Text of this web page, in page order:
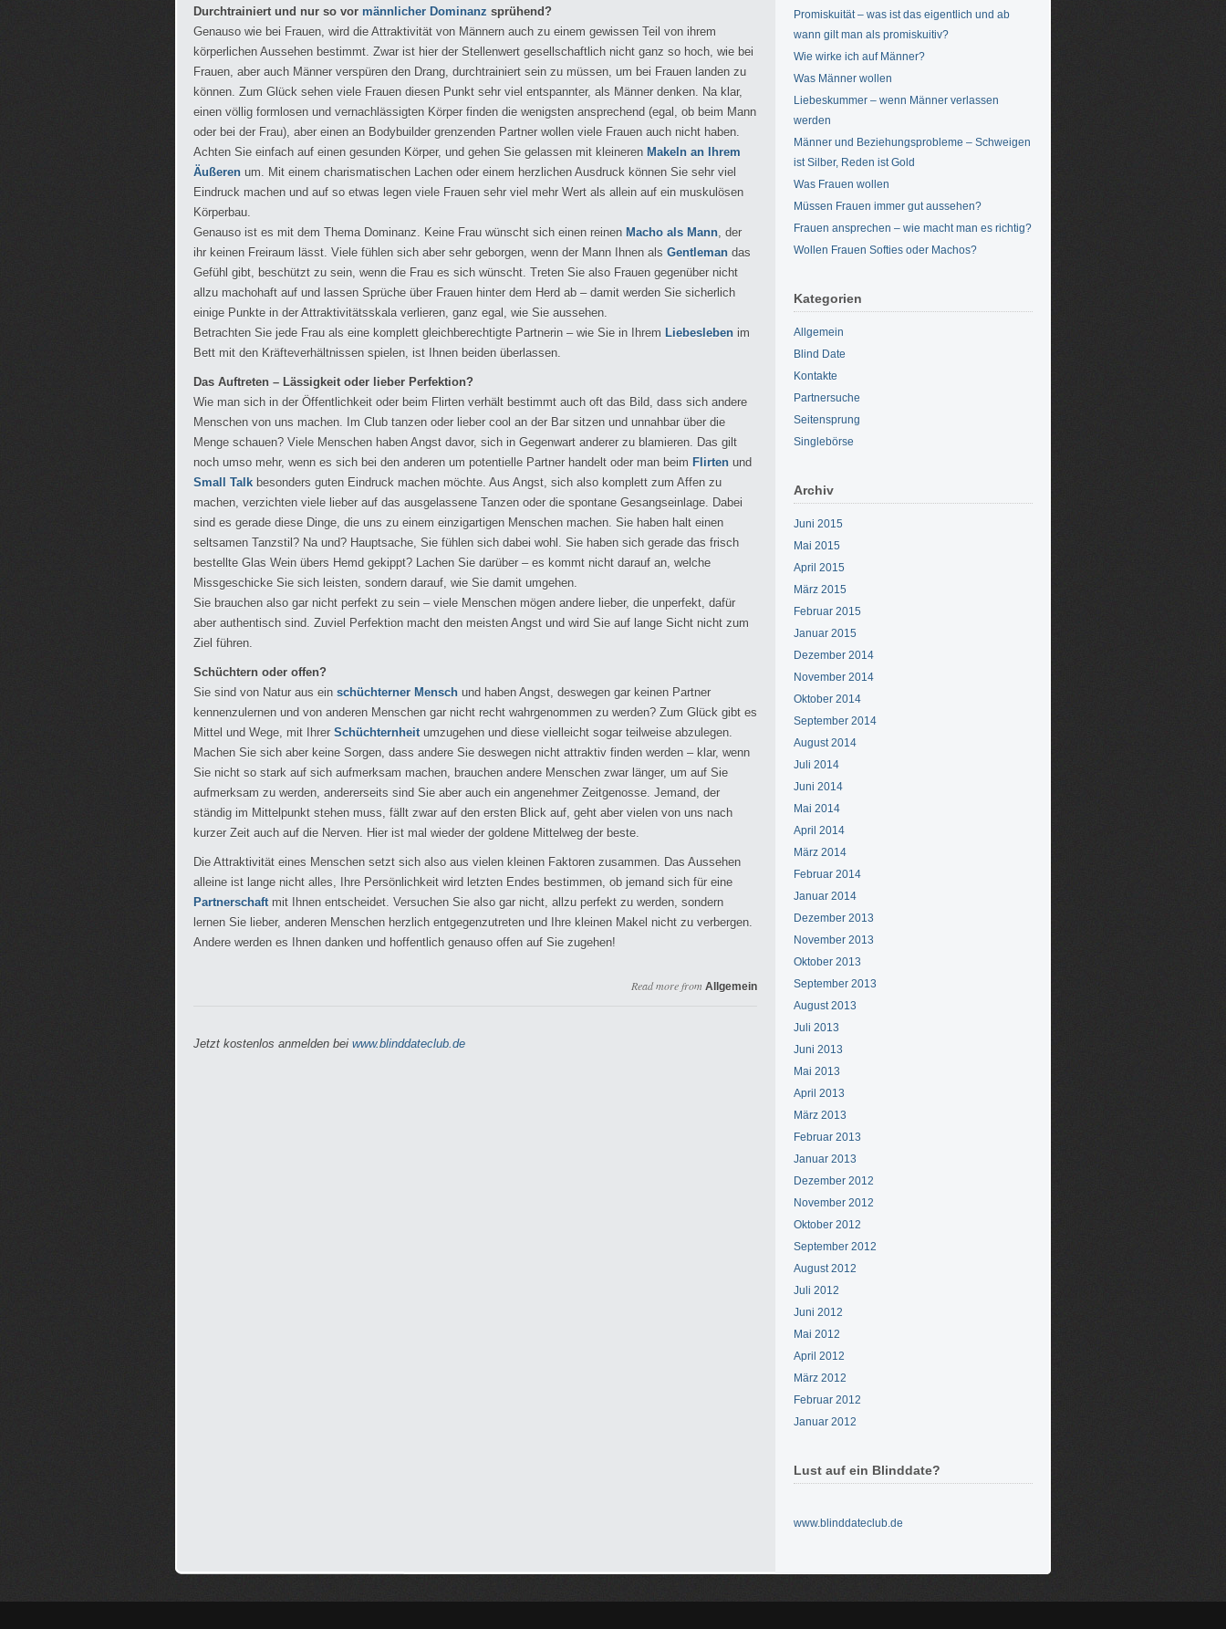
Durchtrainiert und nur so vor männlicher Dominanz sprühend?
Genauso wie bei Frauen, wird die Attraktivität von Männern auch zu einem gewissen Teil von ihrem
körperlichen Aussehen bestimmt. Zwar ist hier der Stellenwert gesellschaftlich nicht ganz so hoch, wie bei
Frauen, aber auch Männer verspüren den Drang, durchtrainiert sein zu müssen, um bei Frauen landen zu
können. Zum Glück sehen viele Frauen diesen Punkt sehr viel entspannter, als Männer denken. Na klar,
einen völlig formlosen und vernachlässigten Körper finden die wenigsten ansprechend (egal, ob beim Mann
oder bei der Frau), aber einen an Bodybuilder grenzenden Partner wollen viele Frauen auch nicht haben.
Achten Sie einfach auf einen gesunden Körper, und gehen Sie gelassen mit kleineren Makeln an Ihrem
Äußeren um. Mit einem charismatischen Lachen oder einem herzlichen Ausdruck können Sie sehr viel
Eindruck machen und auf so etwas legen viele Frauen sehr viel mehr Wert als allein auf ein muskulösen
Körperbau.
Genauso ist es mit dem Thema Dominanz. Keine Frau wünscht sich einen reinen Macho als Mann, der
ihr keinen Freiraum lässt. Viele fühlen sich aber sehr geborgen, wenn der Mann Ihnen als Gentleman das
Gefühl gibt, beschützt zu sein, wenn die Frau es sich wünscht. Treten Sie also Frauen gegenüber nicht
allzu machohaft auf und lassen Sprüche über Frauen hinter dem Herd ab – damit werden Sie sicherlich
einige Punkte in der Attraktivitätsskala verlieren, ganz egal, wie Sie aussehen.
Betrachten Sie jede Frau als eine komplett gleichberechtigte Partnerin – wie Sie in Ihrem Liebesleben im
Bett mit den Kräfteverhältnissen spielen, ist Ihnen beiden überlassen.
Das Auftreten – Lässigkeit oder lieber Perfektion?
Wie man sich in der Öffentlichkeit oder beim Flirten verhält bestimmt auch oft das Bild, dass sich andere
Menschen von uns machen. Im Club tanzen oder lieber cool an der Bar sitzen und unnahbar über die
Menge schauen? Viele Menschen haben Angst davor, sich in Gegenwart anderer zu blamieren. Das gilt
noch umso mehr, wenn es sich bei den anderen um potentielle Partner handelt oder man beim Flirten und
Small Talk besonders guten Eindruck machen möchte. Aus Angst, sich also komplett zum Affen zu
machen, verzichten viele lieber auf das ausgelassene Tanzen oder die spontane Gesangseinlage. Dabei
sind es gerade diese Dinge, die uns zu einem einzigartigen Menschen machen. Sie haben halt einen
seltsamen Tanzstil? Na und? Hauptsache, Sie fühlen sich dabei wohl. Sie haben sich gerade das frisch
bestellte Glas Wein übers Hemd gekippt? Lachen Sie darüber – es kommt nicht darauf an, welche
Missgeschicke Sie sich leisten, sondern darauf, wie Sie damit umgehen.
Sie brauchen also gar nicht perfekt zu sein – viele Menschen mögen andere lieber, die unperfekt, dafür
aber authentisch sind. Zuviel Perfektion macht den meisten Angst und wird Sie auf lange Sicht nicht zum
Ziel führen.
Schüchtern oder offen?
Sie sind von Natur aus ein schüchterner Mensch und haben Angst, deswegen gar keinen Partner
kennenzulernen und von anderen Menschen gar nicht recht wahrgenommen zu werden? Zum Glück gibt es
Mittel und Wege, mit Ihrer Schüchternheitumzugehen und diese vielleicht sogar teilweise abzulegen.
Machen Sie sich aber keine Sorgen, dass andere Sie deswegen nicht attraktiv finden werden – klar, wenn
Sie nicht so stark auf sich aufmerksam machen, brauchen andere Menschen zwar länger, um auf Sie
aufmerksam zu werden, andererseits sind Sie aber auch ein angenehmer Zeitgenosse. Jemand, der
ständig im Mittelpunkt stehen muss, fällt zwar auf den ersten Blick auf, geht aber vielen von uns nach
kurzer Zeit auch auf die Nerven. Hier ist mal wieder der goldene Mittelweg der beste.
Die Attraktivität eines Menschen setzt sich also aus vielen kleinen Faktoren zusammen. Das Aussehen
alleine ist lange nicht alles, Ihre Persönlichkeit wird letzten Endes bestimmen, ob jemand sich für eine
Partnerschaftmit Ihnen entscheidet. Versuchen Sie also gar nicht, allzu perfekt zu werden, sondern
lernen Sie lieber, anderen Menschen herzlich entgegenzutreten und Ihre kleinen Makel nicht zu verbergen.
Andere werden es Ihnen danken und hoffentlich genauso offen auf Sie zugehen!
Read more from Allgemein
Jetzt kostenlos anmelden bei www.blinddateclub.de
Promiskuität – was ist das eigentlich und ab
wann gilt man als promiskuitiv?
Wie wirke ich auf Männer?
Was Männer wollen
Liebeskummer – wenn Männer verlassen
werden
Männer und Beziehungsprobleme – Schweigen
ist Silber, Reden ist Gold
Was Frauen wollen
Müssen Frauen immer gut aussehen?
Frauen ansprechen – wie macht man es richtig?
Wollen Frauen Softies oder Machos?
Kategorien
Allgemein
Blind Date
Kontakte
Partnersuche
Seitensprung
Singlebörse
Archiv
Juni 2015
Mai 2015
April 2015
März 2015
Februar 2015
Januar 2015
Dezember 2014
November 2014
Oktober 2014
September 2014
August 2014
Juli 2014
Juni 2014
Mai 2014
April 2014
März 2014
Februar 2014
Januar 2014
Dezember 2013
November 2013
Oktober 2013
September 2013
August 2013
Juli 2013
Juni 2013
Mai 2013
April 2013
März 2013
Februar 2013
Januar 2013
Dezember 2012
November 2012
Oktober 2012
September 2012
August 2012
Juli 2012
Juni 2012
Mai 2012
April 2012
März 2012
Februar 2012
Januar 2012
Lust auf ein Blinddate?
www.blinddateclub.de